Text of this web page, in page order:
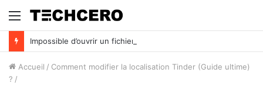
Menu
Impossible d’ouvrir un fichier Excel ? Voici 7 solutions !
Accueil / Comment modifier la localisation Tinder (Guide ultime)
? /